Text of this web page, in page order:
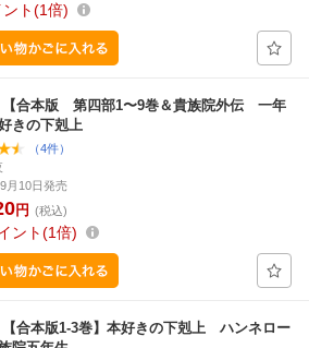
ト 1倍
【合本版 第四部1〜9巻＆貴族院外伝 一年
きの下剋上
（4件）
月10日発売
円 (税込)
ント 1倍
【合本版1-3巻】本好きの下剋上 ハンネロー